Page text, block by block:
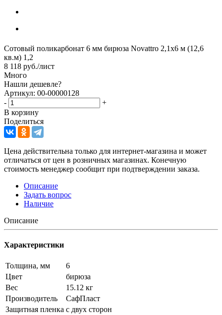
Сотовый поликарбонат 6 мм бирюза Novattro 2,1х6 м (12,6
кв.м) 1,2
8 118 руб./лист
Много
Нашли дешевле?
Артикул: 00-00000128
-
+
В корзину
Поделиться
Цена действительна только для интернет-магазина и может
отличаться от цен в розничных магазинах. Конечную
стоимость менеджер сообщит при подтверждении заказа.
Описание
Задать вопрос
Наличие
Описание
Характеристики
Толщина, мм
6
Цвет
бирюза
Вес
15.12 кг
Производитель
СафПласт
Защитная пленка с двух сторон